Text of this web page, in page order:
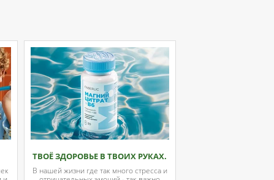
ТВОЁ ЗДОРОВЬЕ В ТВОИХ РУКАХ.
В нашей жизни где так много стресса и